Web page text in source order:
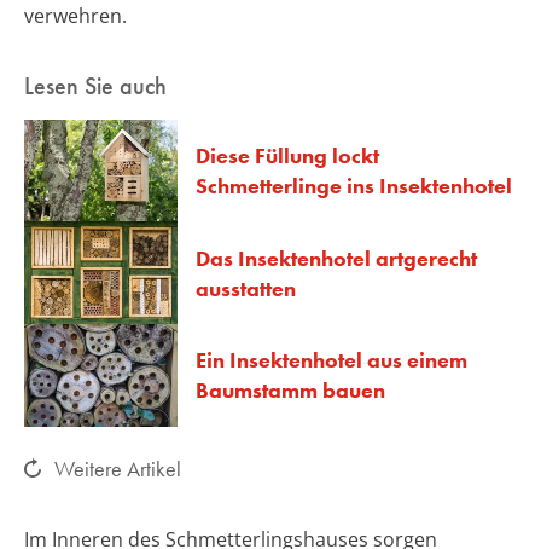
verwehren.
Lesen Sie auch
Diese Füllung lockt
Schmetterlinge ins Insektenhotel
Das Insektenhotel artgerecht
ausstatten
Ein Insektenhotel aus einem
Baumstamm bauen
Weitere Artikel
Im Inneren des Schmetterlingshauses sorgen